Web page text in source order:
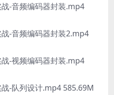
-音频编码器封装.mp4
-音频编码器封装2.mp4
-视频编码器封装.mp4
-队列设计.mp4 585.69M